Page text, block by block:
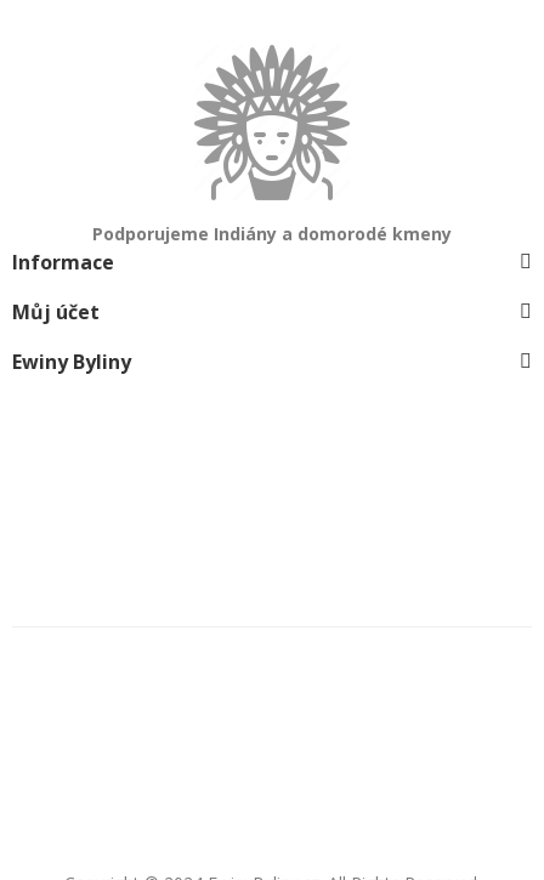
Podporujeme Indiány a domorodé kmeny
Informace
Můj účet
Ewiny Byliny